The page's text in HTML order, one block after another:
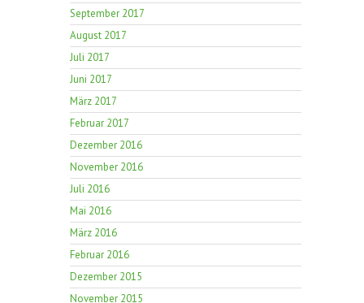
September 2017
August 2017
Juli 2017
Juni 2017
März 2017
Februar 2017
Dezember 2016
November 2016
Juli 2016
Mai 2016
März 2016
Februar 2016
Dezember 2015
November 2015